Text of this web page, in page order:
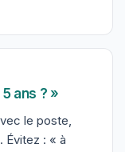
ans ? »
le poste,
Évitez : « à